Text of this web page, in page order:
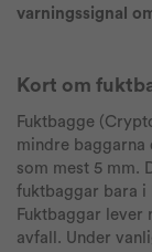
varningssignal
Kort om
Fuktbagge
mindre baggarna
som mest 5 mm.
fuktbaggar bara i
Fuktbaggar
avfall. Under